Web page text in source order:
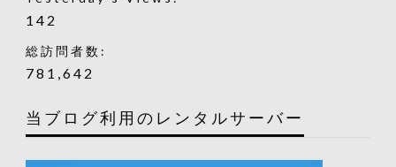
142
総訪問者数:
781,642
当ブログ利用のレンタルサーバー